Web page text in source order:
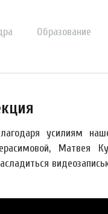
Образование
усилиям
Матвея